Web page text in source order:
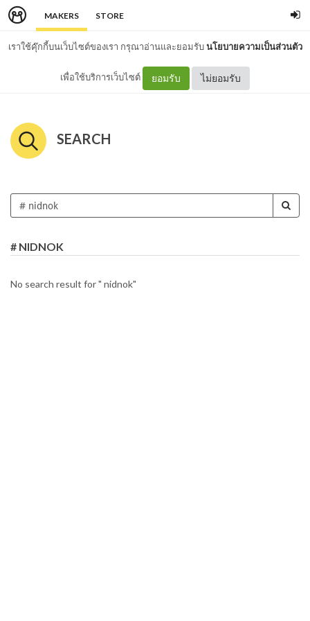
MAKERS STORE
เราใช้คุ๊กกี้บนเว็บไซต์ของเรา กรุณาอ่านและยอมรับนโยบายความเป็นส่วนตัว
เพื่อใช้บริการเว็บไซต์ ยอมรับ ไม่ยอมรับ
SEARCH
# NIDNOK
No search result for " nidnok"